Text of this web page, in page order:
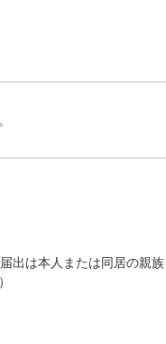
出は本人または同居の親族